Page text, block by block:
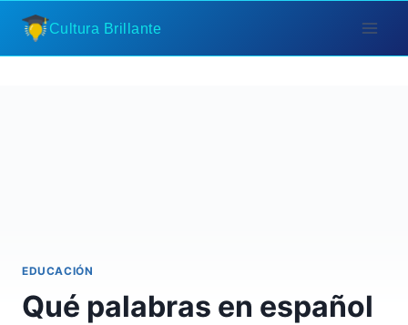
Saltar
contenido
Cultura Brillante
EDUCACIÓN
Qué palabras en español